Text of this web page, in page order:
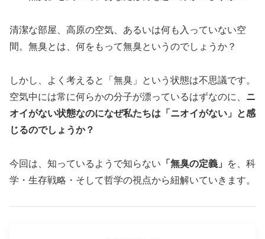
清潔な部屋、高原の空気、あるいは何も入っていない空
間。無臭とは、何をもって無臭というのでしょうか？
しかし、よく考えると「無臭」という状態は不思議です。
空気中には常に何らかの分子が漂っているはずなのに、 ニ
オイがない状態なのになぜ私たちは「ニオイがない」と感
じるのでしょうか？
今回は、知っているようで知らない 「無臭の定義」
を、科
学・生存戦略・そして哲学の視点から紐解いていきます。